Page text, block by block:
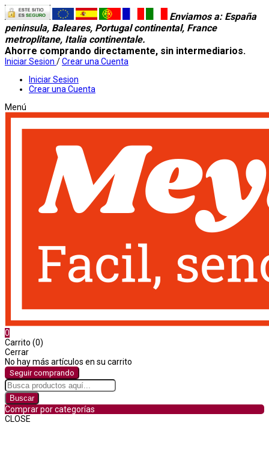
Enviamos a: España
peninsula, Baleares, Portugal continental, France
metroplitane, Italia continentale.
Ahorre comprando directamente, sin intermediarios.
Iniciar Sesion /Crear una Cuenta
Iniciar Sesion
Crear una Cuenta
Menú
0
Carrito (0)
Cerrar
No hay más artículos en su carrito
Seguir comprando
Buscar
Comprar por categorías
CLOSE